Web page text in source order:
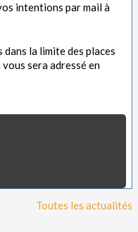
intentions par mail à
la limite des places
sera adressé en
Toutes les actualités